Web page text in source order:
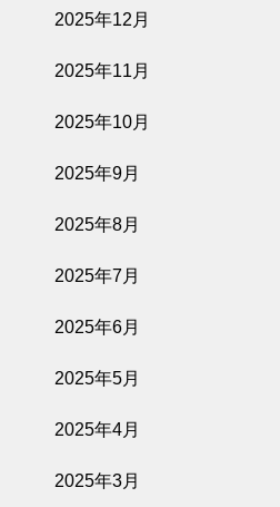
2025年12月
2025年11月
2025年10月
2025年9月
2025年8月
2025年7月
2025年6月
2025年5月
2025年4月
2025年3月